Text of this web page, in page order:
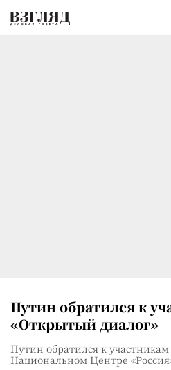
Путин обратился к
«Открытый диалог»
Путин обратился к
Национальном Центре